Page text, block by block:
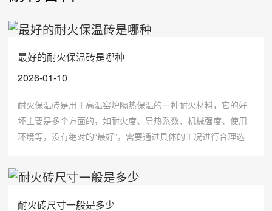
最好的耐火保温砖是哪种
2026-01-10
耐火保温砖是用于高温窑炉隔热保温的一种耐火材料，它的好
坏主要是多个方面的，如耐火度、导热系数、机械强度、使用
环境等，没有绝对的“最好”，需要通过具体的工况进行合理选
耐火砖尺寸一般是多少